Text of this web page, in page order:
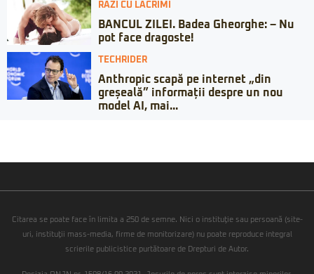
RAZI CU LACRIMI
BANCUL ZILEI. Badea Gheorghe: – Nu
pot face dragoste!
TECHRIDER
Anthropic scapă pe internet „din
greșeală” informații despre un nou
model AI, mai...
Citarea se poate face în limita a 250 de semne. Nici o instituţie sau persoană (site-
uri, instituţii mass-media, firme de monitorizare) nu poate reproduce integral
scrierile publicistice purtătoare de Drepturi de Autor.